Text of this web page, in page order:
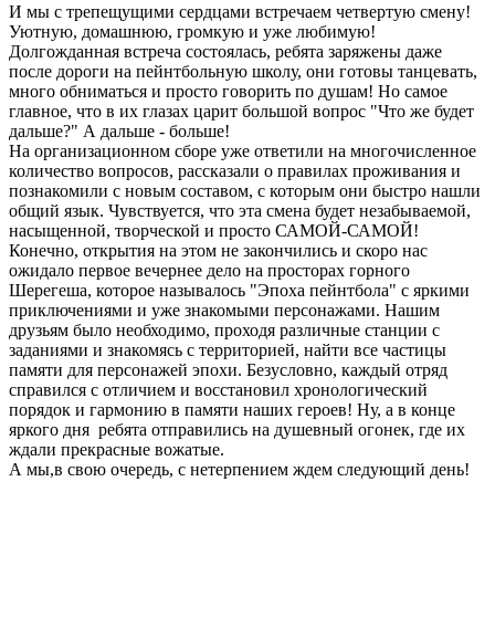
И мы с трепещущими сердцами встречаем четвертую смену!
Уютную, домашнюю, громкую и уже любимую!
Долгожданная встреча состоялась, ребята заряжены даже
после дороги на пейнтбольную школу, они готовы танцевать,
много обниматься и просто говорить по душам! Но самое
главное, что в их глазах царит большой вопрос "Что же будет
дальше?" А дальше - больше!
На организационном сборе уже ответили на многочисленное
количество вопросов, рассказали о правилах проживания и
познакомили с новым составом, с которым они быстро нашли
общий язык. Чувствуется, что эта смена будет незабываемой,
насыщенной, творческой и просто САМОЙ-САМОЙ!
Конечно, открытия на этом не закончились и скоро нас
ожидало первое вечернее дело на просторах горного
Шерегеша, которое называлось "Эпоха пейнтбола" с яркими
приключениями и уже знакомыми персонажами. Нашим
друзьям было необходимо, проходя различные станции с
заданиями и знакомясь с территорией, найти все частицы
памяти для персонажей эпохи. Безусловно, каждый отряд
справился с отличием и восстановил хронологический
порядок и гармонию в памяти наших героев! Ну, а в конце
яркого дня ребята отправились на душевный огонек, где их
ждали прекрасные вожатые.
А мы,в свою очередь, с нетерпением ждем следующий день!